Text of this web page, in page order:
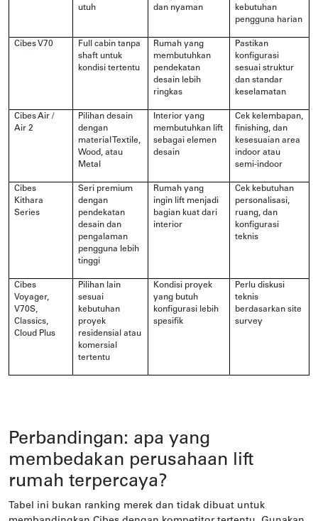
utuh
dan nyaman
kebutuhan
pengguna harian
Cibes V70
Full cabin tanpa
shaft untuk
kondisi tertentu
Rumah yang
membutuhkan
pendekatan
desain lebih
ringkas
Pastikan
konfigurasi
sesuai struktur
dan standar
keselamatan
Cibes Air /
Air 2
Pilihan desain
dengan
material Textile,
Wood, atau
Metal
Interior yang
membutuhkan lift
sebagai elemen
desain
Cek kelembapan,
finishing, dan
kesesuaian area
indoor atau
semi-indoor
Cibes
Kithara
Series
Seri premium
dengan
pendekatan
desain dan
pengalaman
pengguna lebih
tinggi
Rumah yang
ingin lift menjadi
bagian kuat dari
interior
Cek kebutuhan
personalisasi,
ruang, dan
konfigurasi
teknis
Cibes
Voyager,
V70S,
Classics,
Cloud Plus
Pilihan lain
sesuai
kebutuhan
proyek
residensial atau
komersial
tertentu
Kondisi proyek
yang butuh
konfigurasi lebih
spesifik
Perlu diskusi
teknis
berdasarkan site
survey
Perbandingan: apa yang
membedakan perusahaan lift
rumah terpercaya?
Tabel ini bukan ranking merek dan tidak dibuat untuk